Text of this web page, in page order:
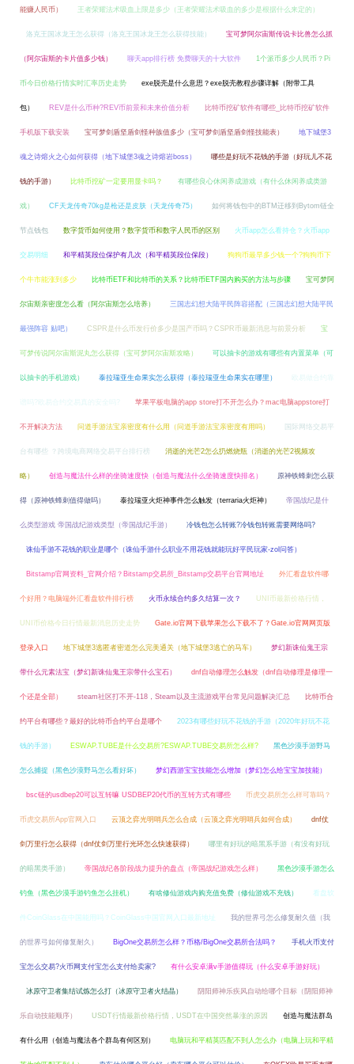
能赚人民币） 王者荣耀法术吸血上限是多少（王者荣耀法术吸血的多少是根据什么来定的）
洛克王国冰龙王怎么获得（洛克王国冰龙王怎么获得技能） 宝可梦阿尔宙斯传说卡比兽怎么抓
（阿尔宙斯的卡片值多少钱） 聊天app排行榜 免费聊天的十大软件 1个派币多少人民币？Pi
币今日价格行情实时汇率历史走势 exe脱壳是什么意思？exe脱壳教程步骤详解（附带工具
包） REV是什么币种?REV币前景和未来价值分析 比特币挖矿软件有哪些_比特币挖矿软件
手机版下载安装 宝可梦剑盾坚盾剑怪种族值多少（宝可梦剑盾坚盾剑怪技能表） 地下城堡3
魂之诗熔火之心如何获得（地下城堡3魂之诗熔岩boss） 哪些是好玩不花钱的手游（好玩儿不花
钱的手游） 比特币挖矿一定要用显卡吗？ 有哪些良心休闲养成游戏（有什么休闲养成类游
戏） CF天龙传奇70kg是枪还是皮肤（天龙传奇75） 如何将钱包中的BTM迁移到Bytom链全
节点钱包 数字货币如何使用？数字货币和数字人民币的区别 火币app怎么看持仓？火币app
交易明细 和平精英段位保护有几次（和平精英段位保段） 狗狗币最早多少钱一个?狗狗币下
个牛市能涨到多少 比特币ETF和比特币的关系？比特币ETF国内购买的方法与步骤 宝可梦阿
尔宙斯亲密度怎么看（阿尔宙斯怎么培养） 三国志幻想大陆平民阵容搭配（三国志幻想大陆平民
最强阵容 贴吧） CSPR是什么币发行价多少是国产币吗？CSPR币最新消息与前景分析 宝
可梦传说阿尔宙斯泥丸怎么获得（宝可梦阿尔宙斯攻略） 可以抽卡的游戏有哪些有内置菜单（可
以抽卡的手机游戏） 泰拉瑞亚生命果实怎么获得（泰拉瑞亚生命果实在哪里） 欧易做合约靠
谱吗?欧易合约交易真的安全吗? 苹果平板电脑的app store打不开怎么办？mac电脑appstore打
不开解决方法 问道手游法宝亲密度有什么用（问道手游法宝亲密度有用吗） 国际网络交易平
台有哪些 ？跨境电商网络交易平台排行榜 消逝的光芒2怎么扔燃烧瓶（消逝的光芒2视频攻
略） 创造与魔法什么样的坐骑速度快（创造与魔法什么坐骑速度快排名） 原神铁蜂刺怎么获
得（原神铁蜂刺值得做吗） 泰拉瑞亚火炬神事件怎么触发（terraria火炬神） 帝国战纪是什
么类型游戏 帝国战纪游戏类型（帝国战纪手游） 冷钱包怎么转账?冷钱包转账需要网络吗?
诛仙手游不花钱的职业是哪个（诛仙手游什么职业不用花钱就能玩好平民玩家-zol问答）
Bitstamp官网资料_官网介绍？Bitstamp交易所_Bitstamp交易平台官网地址 外汇看盘软件哪
个好用？电脑端外汇看盘软件排行榜 火币永续合约多久结算一次？ UNI币最新价格行情，
UNI币价格今日行情最新消息历史走势 Gate.io官网下载苹果怎么下载不了？Gate.io官网网页版
登录入口 地下城堡3逃匿者密道怎么完美通关（地下城堡3逃亡的马车） 梦幻新诛仙鬼王宗
带什么元素法宝（梦幻新诛仙鬼王宗带什么宝石） dnf自动修理怎么触发（dnf自动修理是修理一
个还是全部） steam社区打不开-118，Steam以及主流游戏平台常见问题解决汇总 比特币合
约平台有哪些？最好的比特币合约平台是哪个 2023有哪些好玩不花钱的手游（2020年好玩不花
钱的手游） ESWAP.TUBE是什么交易所?ESWAP.TUBE交易所怎么样? 黑色沙漠手游野马
怎么捕捉（黑色沙漠野马怎么看好坏） 梦幻西游宝宝技能怎么增加（梦幻怎么给宝宝加技能）
bsc链的usdbep20可以互转嘛 USDBEP20代币的互转方式有哪些 币虎交易所怎么样可靠吗？
币虎交易所App官网入口 云顶之弈光明哨兵怎么合成（云顶之弈光明哨兵如何合成） dnf仗
剑万里行怎么获得（dnf仗剑万里行光环怎么快速获得） 哪里有好玩的暗黑系手游（有没有好玩
的暗黑类手游） 帝国战纪各阶段战力提升的盘点（帝国战纪游戏怎么样） 黑色沙漠手游怎么
钓鱼（黑色沙漠手游钓鱼怎么挂机） 有啥修仙游戏内购充值免费（修仙游戏不充钱） 看盘软
件CoinGlass在中国能用吗？CoinGlass中国官网入口最新地址 我的世界弓怎么修复耐久值（我
的世界弓如何修复耐久） BigOne交易所怎么样？币格/BigOne交易所合法吗？ 手机火币支付
宝怎么交易?火币网支付宝怎么支付给卖家? 有什么安卓满v手游值得玩（什么安卓手游好玩）
冰原守卫者集结试炼怎么打（冰原守卫者火结晶） 阴阳师神乐疾风自动给哪个目标（阴阳师神
乐自动技能顺序） USDT行情最新价格行情，USDT在中国突然暴涨的原因 创造与魔法群岛
有什么用（创造与魔法各个群岛有何区别） 电脑玩和平精英匹配不到人怎么办（电脑上玩和平精